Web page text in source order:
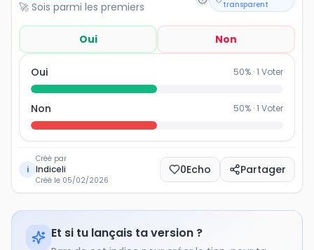
olympique. Cet indice d’opinion permet de mesurer la confiance
attentes avant et pendant les Jeux.
🚀 Sois parmi les premiers
transparent
Oui Non
Oui 50% ·1 Voter
Non 50% ·1 Voter
i
Créé par
Indiceli
Créé le 05/02/2026
0Echo Partager
Et si tu lançais ta version ?